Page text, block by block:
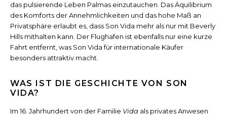
das pulsierende Leben Palmas einzutauchen. Das Äquilibrium
des Komforts der Annehmlichkeiten und das hohe Maß an
Privatsphäre erlaubt es, dass Son Vida mehr als nur mit Beverly
Hills mithalten kann. Der Flughafen ist ebenfalls nur eine kurze
Fahrt entfernt, was Son Vida für internationale Käufer
besonders attraktiv macht.
WAS IST DIE GESCHICHTE VON SON
VIDA?
Im 16. Jahrhundert von der Familie Vida als privates Anwesen